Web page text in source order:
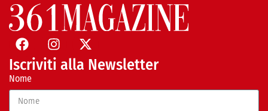
Iscriviti alla Newsletter
Nome